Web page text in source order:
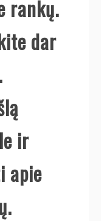
rankų.
dar
ir
apie